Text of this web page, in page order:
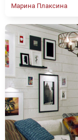
Марина Плаксина